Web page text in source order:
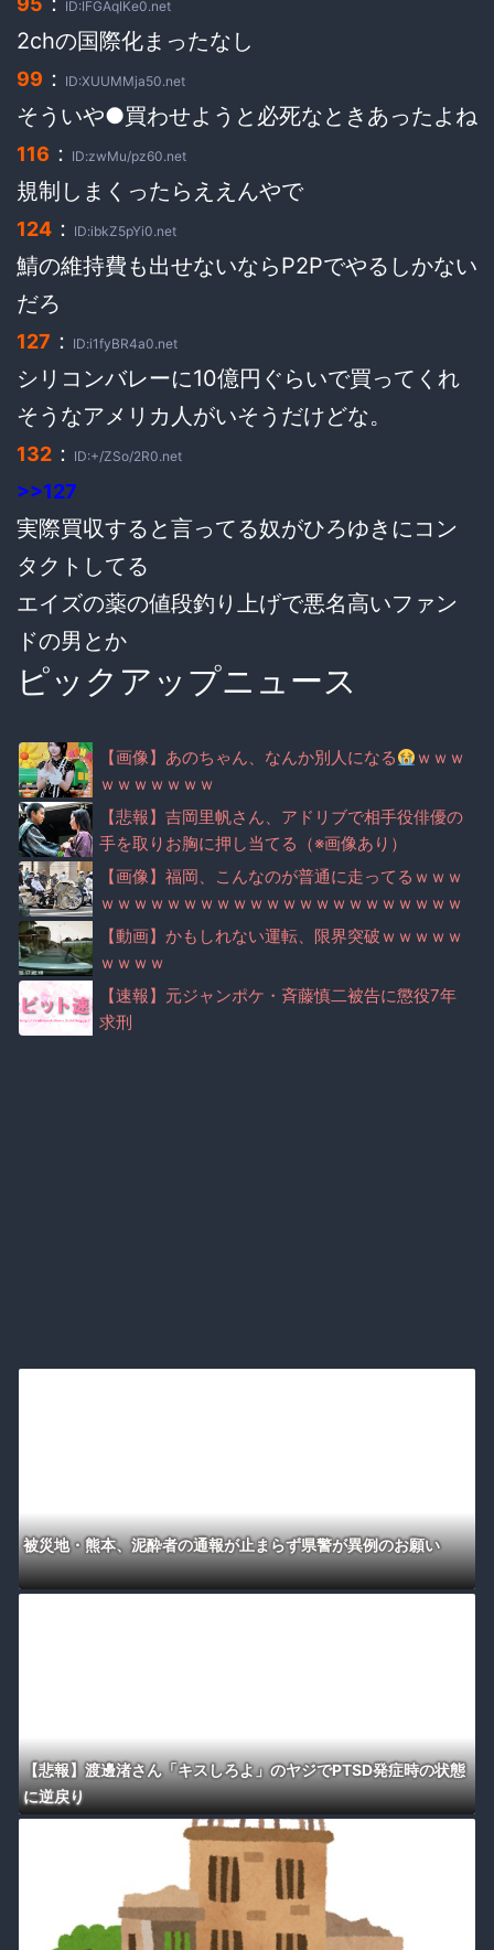
ID:IFGAqIKe0.net
2chの国際化まったなし
99 ： ID:XUUMMja50.net
そういや●買わせようと必死なときあったよね
116 ： ID:zwMu/pz60.net
規制しまくったらええんやで
124 ： ID:ibkZ5pYi0.net
鯖の維持費も出せないならP2Pでやるしかない
だろ
127 ： ID:i1fyBR4a0.net
シリコンバレーに10億円ぐらいで買ってくれ
そうなアメリカ人がいそうだけどな。
132 ： ID:+/ZSo/2R0.net
>>127
実際買収すると言ってる奴がひろゆきにコン
タクトしてる
エイズの薬の値段釣り上げで悪名高いファン
ドの男とか
ピックアップニュース
【画像】あのちゃん、なんか別人になる
ｗｗｗ
ｗｗｗｗｗｗｗ
【悲報】吉岡里帆さん、アドリブで相手役俳優の
手を取りお胸に押し当てる（※画像あり）
【画像】福岡、こんなのが普通に走ってるｗｗｗ
ｗｗｗｗｗｗｗｗｗｗｗｗｗｗｗｗｗｗｗｗｗｗ
ｗｗｗｗｗｗｗｗｗｗｗｗｗｗｗ
【動画】かもしれない運転、限界突破ｗｗｗｗｗ
ｗｗｗｗ
【速報】元ジャンポケ・斉藤慎二被告に懲役7年
求刑
被災地・熊本、泥酔者の通報が止まらず県警が異例のお願い
【悲報】渡邊渚さん「キスしろよ」のヤジでPTSD発症時の状態
に逆戻り